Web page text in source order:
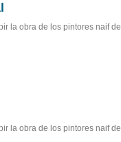
la obra de los pintores naif del
la obra de los pintores naif del